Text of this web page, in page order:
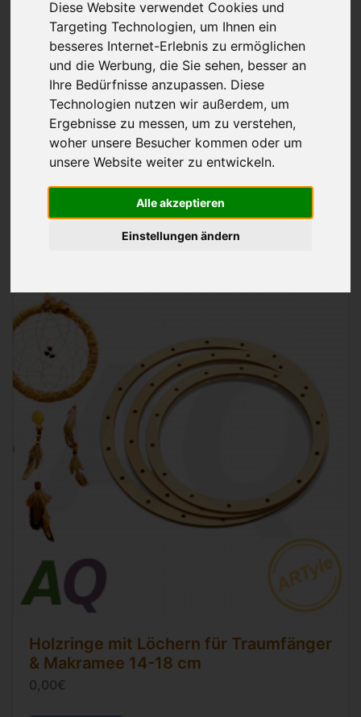
Diese Website verwendet Cookies und
Targeting Technologien, um Ihnen ein
besseres Internet-Erlebnis zu ermöglichen
und die Werbung, die Sie sehen, besser an
Ihre Bedürfnisse anzupassen. Diese
Technologien nutzen wir außerdem, um
Ergebnisse zu messen, um zu verstehen,
woher unsere Besucher kommen oder um
unsere Website weiter zu entwickeln.
Alle akzeptieren
Einstellungen ändern
Zubehör für fantasiereiche Bastler und
Handwerker
Laserteilchen für kreative Köpfe und
vielfältige Anwendungen
Individuelle Geschenke aus Holz mit Liebe
zum Detail - entworfen und hergestellt in
Deutschland
Sortieren nach
Holzringe mit Löchern für Traumfänger
& Makramee 14-18 cm
0,00€